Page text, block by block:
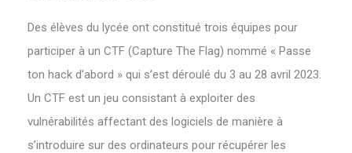
Des élèves du lycée ont constitué trois équipes pour
participer à un CTF (Capture The Flag) nommé « Passe
ton hack d’abord » qui s’est déroulé du 3 au 28 avril 2023.
Un CTF est un jeu consistant à exploiter des
vulnérabilités affectant des logiciels de manière à
s’introduire sur des ordinateurs pour récupérer les